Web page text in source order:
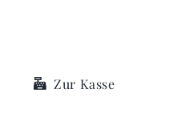
Zur Kasse